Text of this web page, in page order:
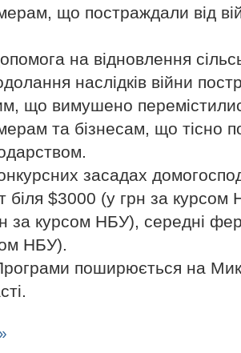
що постраждали від
на відновлення
наслідків війни
що вимушено
та бізнесам, що тісно
засадах
біля $3000 (у грн за
за курсом НБУ), середні
НБУ).
поширюється на